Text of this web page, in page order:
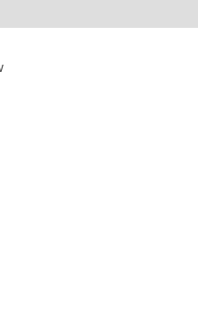
句話揭開他引人入勝的人生
抱負、成名與成癮，以及在
步復原的旅程。在頻繁出入
，是加拿大名列前茅的網球
成了令其他人又羨又妒的主演
不同時期、不同面貌的馬
的故事中，馬修更以他獨有
破碎家庭、驅使他追求名聲